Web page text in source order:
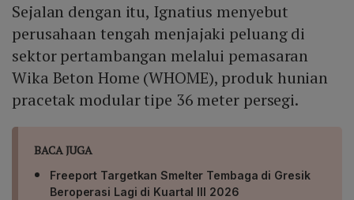
Sejalan dengan itu, Ignatius menyebut
perusahaan tengah menjajaki peluang di
sektor pertambangan melalui pemasaran
Wika Beton Home (WHOME), produk hunian
pracetak modular tipe 36 meter persegi.
BACA JUGA
Freeport Targetkan Smelter Tembaga di Gresik
Beroperasi Lagi di Kuartal III 2026